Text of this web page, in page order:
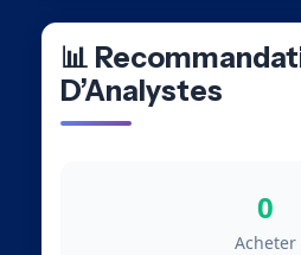
📊
D’Analystes
0
Acheter